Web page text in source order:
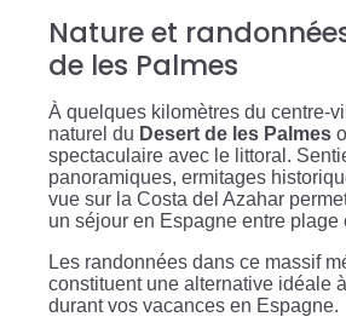
Nature et
de les Palmes
À quelques kilomètres du centre-
naturel du Desert de les Palmes
spectaculaire avec le littoral.
panoramiques, ermitages
vue sur la Costa del Azahar
un séjour en Espagne entre plage
Les randonnées dans ce massif
constituent une alternative idéale
durant vos vacances en Espagne.